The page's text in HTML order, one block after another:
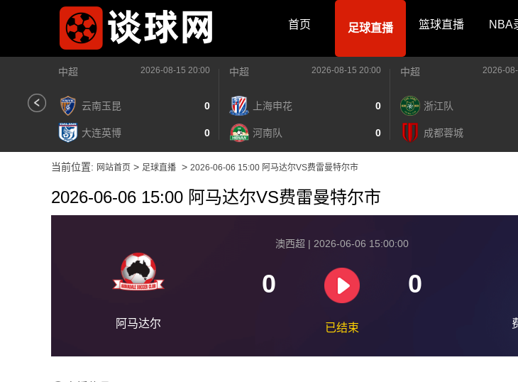
首页 足球直播 篮球直播 NBA
中超 2026-08-15 20:00
云南玉昆 0
大连英博 0
中超 2026-08-15 20:00
上海申花 0
河南队 0
中超 2026-
浙江队
成都蓉城
当前位置: 网站首页 > 足球直播 > 2026-06-06 15:00 阿马达尔VS费雷曼特尔市
2026-06-06 15:00 阿马达尔VS费雷曼特尔市
阿马达尔
澳西超 | 2026-06-06 15:00:00
0 0
已结束